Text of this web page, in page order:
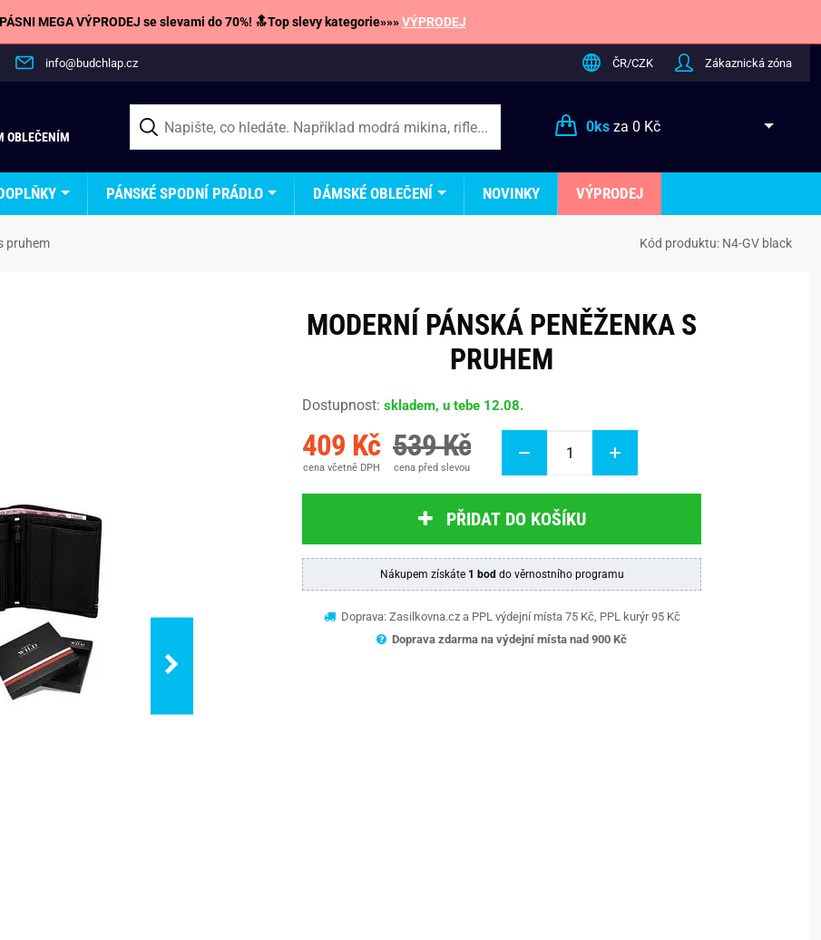
MEGA VÝPRODEJ se slevami do 70%! 🔝Top slevy kategorie»»»VÝPRODEJ
info@budchlap.cz ČR/CZK Zákaznická zóna
OBLEČENÍM
0ksza 0 Kč
PÁNSKÉ SPODNÍ PRÁDLO DÁMSKÉ OBLEČENÍ NOVINKY VÝPRODEJ
pruhem Kód produktu: N4-GV black
MODERNÍ PÁNSKÁ PENĚŽENKA S
PRUHEM
Dostupnost: skladem, u tebe 12.08.
409 Kč
cena včetně DPH
539 Kč
cena před slevou
PŘIDAT DO KOŠÍKU
Nákupem získáte 1 bod do věrnostního programu
Doprava: Zasilkovna.cz a PPL výdejní místa 75 Kč, PPL kurýr 95 Kč
Doprava zdarma na výdejní místa nad 900 Kč